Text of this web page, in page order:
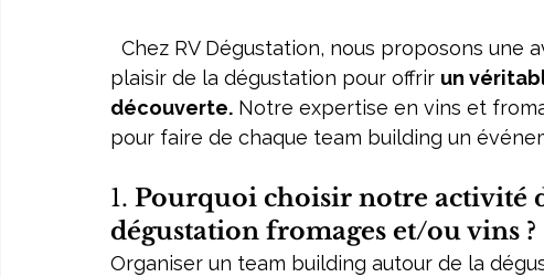
plaisir de la dégustation pour offrir un
découverte. Notre expertise en vins et
pour faire de chaque team building un
1. Pourquoi choisir notre activité
dégustation fromages et/ou vins ?
Organiser un team building autour de la